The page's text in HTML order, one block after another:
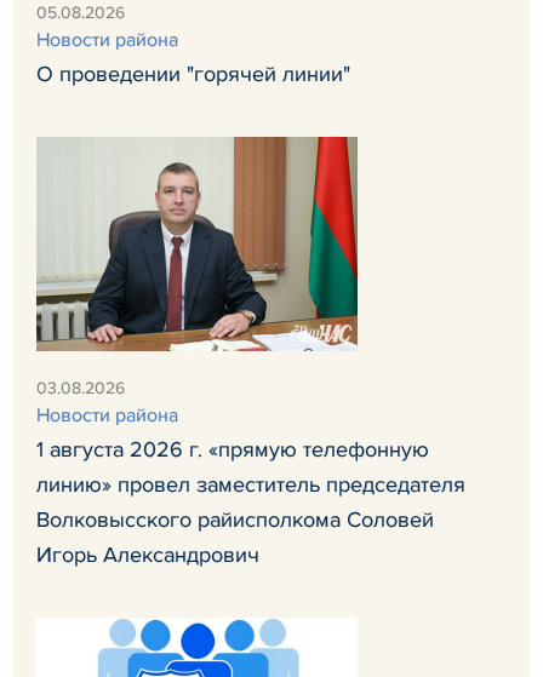
05.08.2026
Новости района
О проведении "горячей линии"
03.08.2026
Новости района
1 августа 2026 г. «прямую телефонную
линию» провел заместитель председателя
Волковысского райисполкома Соловей
Игорь Александрович